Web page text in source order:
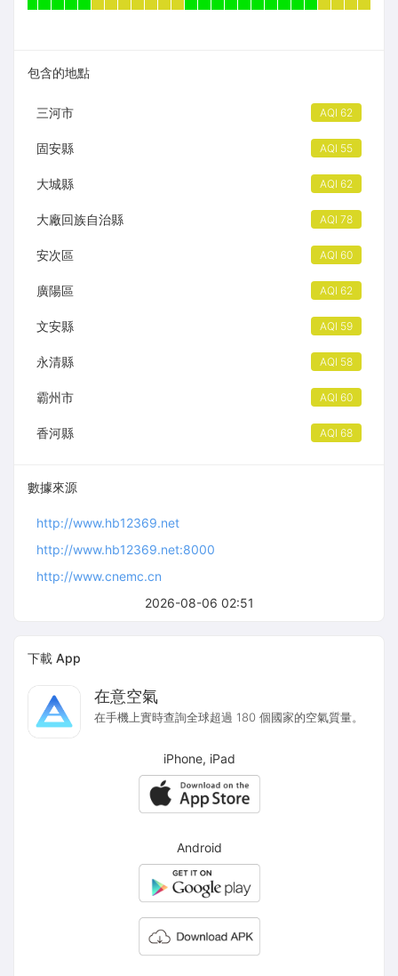
2026-08-06 02:51
包含的地點
三河市 AQI 62
固安縣 AQI 55
大城縣 AQI 62
大廠回族自治縣 AQI 78
安次區 AQI 60
廣陽區 AQI 62
文安縣 AQI 59
永清縣 AQI 58
霸州市 AQI 60
香河縣 AQI 68
數據來源
http://www.hb12369.net
http://www.hb12369.net:8000
http://www.cnemc.cn
下載 App
在意空氣
在手機上實時查詢全球超過 180 個國家的空氣質量。
iPhone, iPad
Android